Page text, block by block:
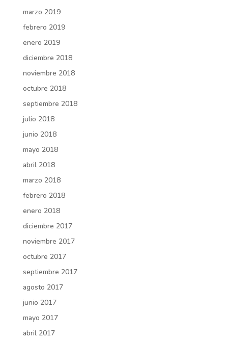
marzo 2019
febrero 2019
enero 2019
diciembre 2018
noviembre 2018
octubre 2018
septiembre 2018
julio 2018
junio 2018
mayo 2018
abril 2018
marzo 2018
febrero 2018
enero 2018
diciembre 2017
noviembre 2017
octubre 2017
septiembre 2017
agosto 2017
junio 2017
mayo 2017
abril 2017